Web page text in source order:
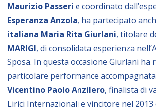
Maurizio Passeri e coordinato
Esperanza Anzola, ha partecipato
italiana Maria Rita Giurlani, titolare
MARIGI, di consolidata esperienza
Sposa. In questa occasione Giurlani ha
particolare performance accompagnata
Vicentino Paolo Anzilero, finalista di
Lirici Internazionali e vincitore nel 2013